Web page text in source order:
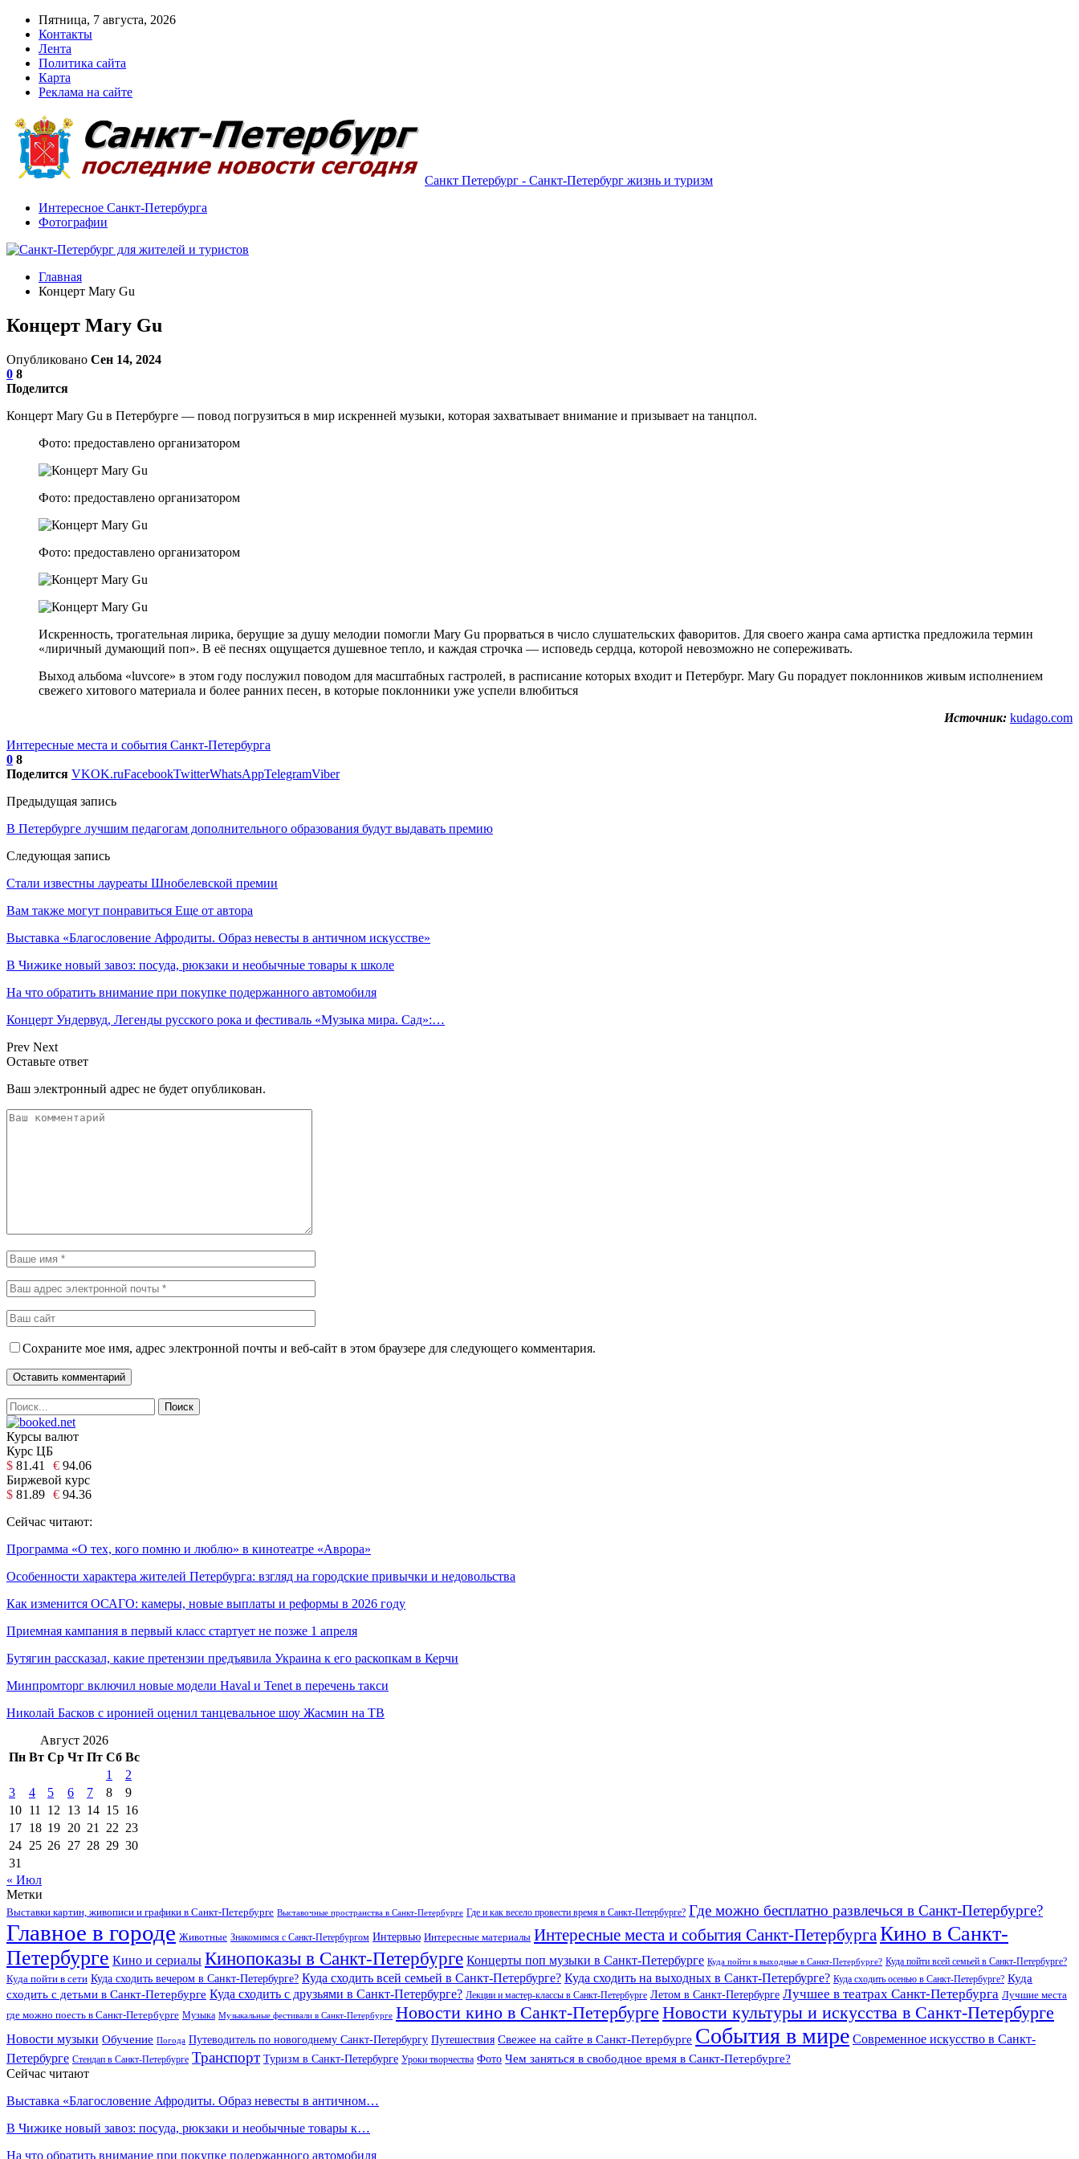
Пятница, 7 августа, 2026
Контакты
Лента
Политика сайта
Карта
Реклама на сайте
Санкт Петербург - Санкт-Петербург жизнь и туризм
Интересное Санкт-Петербурга
Фотографии
Главная
Концерт Mary Gu
Концерт Mary Gu
Опубликовано Сен 14, 2024
0 8
Поделится
Концерт Mary Gu в Петербурге — повод погрузиться в мир искренней музыки, которая захватывает внимание и призывает на танцпол.
Фото: предоставлено организатором
Фото: предоставлено организатором
Фото: предоставлено организатором
Искренность, трогательная лирика, берущие за душу мелодии помогли Mary Gu прорваться в число слушательских фаворитов. Для своего жанра сама артистка предложила термин
«лиричный думающий поп». В её песнях ощущается душевное тепло, и каждая строчка — исповедь сердца, которой невозможно не сопереживать.
Выход альбома «luvcore» в этом году послужил поводом для масштабных гастролей, в расписание которых входит и Петербург. Mary Gu порадует поклонников живым исполнением
свежего хитового материала и более ранних песен, в которые поклонники уже успели влюбиться
Источник: kudago.com
Интересные места и события Санкт-Петербурга
0 8
Поделится VKOK.ruFacebookTwitterWhatsAppTelegramViber
Предыдущая запись
В Петербурге лучшим педагогам дополнительного образования будут выдавать премию
Следующая запись
Стали известны лауреаты Шнобелевской премии
Вам также могут понравиться Еще от автора
Выставка «Благословение Афродиты. Образ невесты в античном искусстве»
В Чижике новый завоз: посуда, рюкзаки и необычные товары к школе
На что обратить внимание при покупке подержанного автомобиля
Концерт Ундервуд, Легенды русского рока и фестиваль «Музыка мира. Сад»:…
Prev Next
Оставьте ответ
Ваш электронный адрес не будет опубликован.
Сохраните мое имя, адрес электронной почты и веб-сайт в этом браузере для следующего комментария.
Курсы валют
Курс ЦБ
$ 81.41 € 94.06
Биржевой курс
$ 81.89 € 94.36
Сейчас читают:
Программа «О тех, кого помню и люблю» в кинотеатре «Аврора»
Особенности характера жителей Петербурга: взгляд на городские привычки и недовольства
Как изменится ОСАГО: камеры, новые выплаты и реформы в 2026 году
Приемная кампания в первый класс стартует не позже 1 апреля
Бутягин рассказал, какие претензии предъявила Украина к его раскопкам в Керчи
Минпромторг включил новые модели Haval и Tenet в перечень такси
Николай Басков с иронией оценил танцевальное шоу Жасмин на ТВ
Август 2026
Пн Вт Ср Чт Пт Сб Вс
1
2
3
4 5 6 7 8
9
10 11 12 13 14 15 16
17 18 19 20 21 22 23
24 25 26 27 28 29 30
31
« Июл
Метки
Выставки картин, живописи и графики в Санкт-Петербурге Выставочные пространства в Санкт-Петербурге Где и как весело провести время в Санкт-Петербурге? Где можно бесплатно развлечься в Санкт-Петербурге?
Главное в городе Животные Знакомимся с Санкт-Петербургом Интервью Интересные материалы Интересные места и события Санкт-Петербурга Кино в Санкт-
Петербурге Кино и сериалы Кинопоказы в Санкт-Петербурге Концерты поп музыки в Санкт-Петербурге Куда пойти в выходные в Санкт-Петербурге? Куда пойти всей семьей в Санкт-Петербурге?
Куда пойти в сети Куда сходить вечером в Санкт-Петербурге? Куда сходить всей семьей в Санкт-Петербурге? Куда сходить на выходных в Санкт-Петербурге? Куда сходить осенью в Санкт-Петербурге? Куда
сходить с детьми в Санкт-Петербурге Куда сходить с друзьями в Санкт-Петербурге? Лекции и мастер-классы в Санкт-Петербурге Летом в Санкт-Петербурге Лучшее в театрах Санкт-Петербурга Лучшие места
где можно поесть в Санкт-Петербурге Музыка Музыкальные фестивали в Санкт-Петербурге Новости кино в Санкт-Петербурге Новости культуры и искусства в Санкт-Петербурге
Новости музыки Обучение Погода Путеводитель по новогоднему Санкт-Петербургу Путешествия Свежее на сайте в Санкт-Петербурге События в мире Современное искусство в Санкт-
Петербурге Стендап в Санкт-Петербурге Транспорт Туризм в Санкт-Петербурге Уроки творчества Фото Чем заняться в свободное время в Санкт-Петербурге?
Сейчас читают
Выставка «Благословение Афродиты. Образ невесты в античном…
В Чижике новый завоз: посуда, рюкзаки и необычные товары к…
На что обратить внимание при покупке подержанного автомобиля